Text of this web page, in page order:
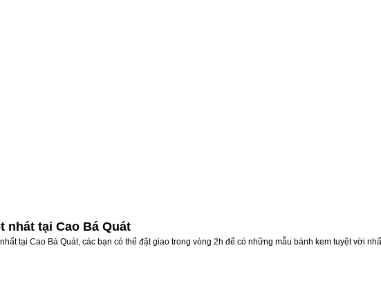
nhát tại Cao Bá Quát
tại Cao Bá Quát, các bạn có thể đặt giao trong vòng 2h để có những mẫu bánh kem tuyệt vời